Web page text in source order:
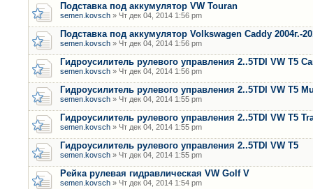
Подставка под аккумулятор VW Touran
semen.kovsch » Чт дек 04, 2014 1:56 pm
Подставка под аккумулятор Volkswagen Caddy 2004г.-
semen.kovsch » Чт дек 04, 2014 1:56 pm
Гидроусилитель рулевого управления 2..5TDI VW T5
semen.kovsch » Чт дек 04, 2014 1:56 pm
Гидроусилитель рулевого управления 2..5TDI VW T5
semen.kovsch » Чт дек 04, 2014 1:55 pm
Гидроусилитель рулевого управления 2..5TDI VW T5
semen.kovsch » Чт дек 04, 2014 1:55 pm
Гидроусилитель рулевого управления 2..5TDI VW T5
semen.kovsch » Чт дек 04, 2014 1:55 pm
Рейка рулевая гидравлическая VW Golf V
semen.kovsch » Чт дек 04, 2014 1:54 pm